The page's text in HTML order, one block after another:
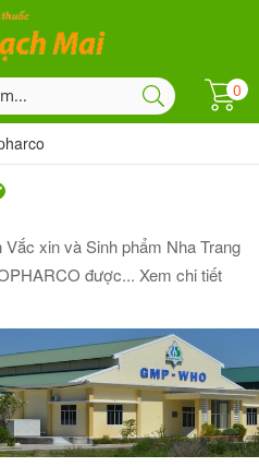
0
xin và Sinh phẩm Nha Trang
được... Xem chi tiết